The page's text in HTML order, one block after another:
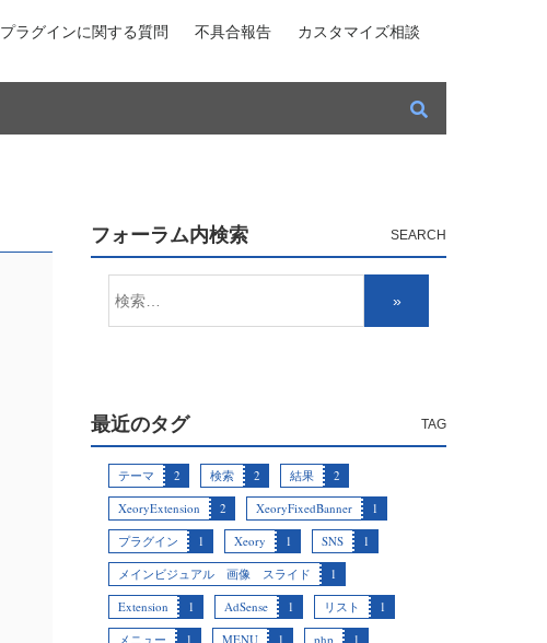
プラグインに関する質問 不具合報告 カスタマイズ相談
フォーラム内検索
最近のタグ
テーマ 2 検索 2 結果
2
XeoryExtension
2 XeoryFixedBanner
1
プラグイン
1 Xeory 1 SNS
1
メインビジュアル 画像 スライド
1
Extension
1 AdSense 1 リスト
1
メニュー
1 MENU 1 php
1